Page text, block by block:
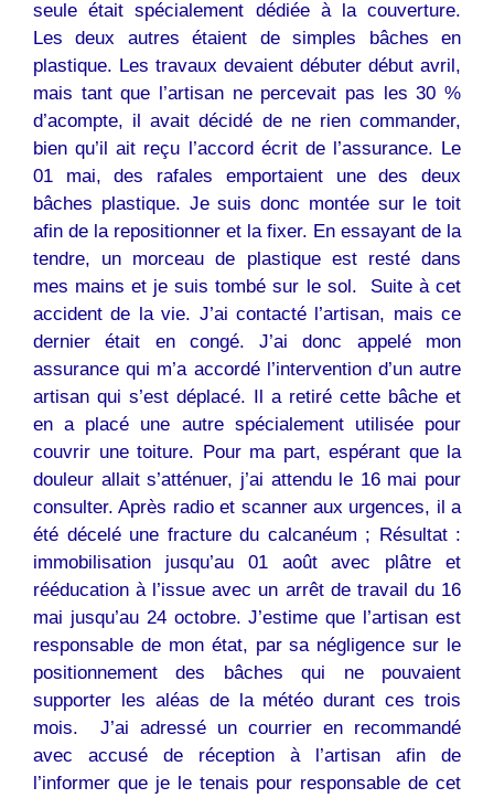
seule était spécialement dédiée à la couverture.
Les deux autres étaient de simples bâches en
plastique. Les travaux devaient débuter début avril,
mais tant que l’artisan ne percevait pas les 30 %
d’acompte, il avait décidé de ne rien commander,
bien qu’il ait reçu l’accord écrit de l’assurance. Le
01 mai, des rafales emportaient une des deux
bâches plastique. Je suis donc montée sur le toit
afin de la repositionner et la fixer. En essayant de la
tendre, un morceau de plastique est resté dans
mes mains et je suis tombé sur le sol. Suite à cet
accident de la vie. J’ai contacté l’artisan, mais ce
dernier était en congé. J’ai donc appelé mon
assurance qui m’a accordé l’intervention d’un autre
artisan qui s’est déplacé. Il a retiré cette bâche et
en a placé une autre spécialement utilisée pour
couvrir une toiture. Pour ma part, espérant que la
douleur allait s’atténuer, j’ai attendu le 16 mai pour
consulter. Après radio et scanner aux urgences, il a
été décelé une fracture du calcanéum ; Résultat :
immobilisation jusqu’au 01 août avec plâtre et
rééducation à l’issue avec un arrêt de travail du 16
mai jusqu’au 24 octobre. J’estime que l’artisan est
responsable de mon état, par sa négligence sur le
positionnement des bâches qui ne pouvaient
supporter les aléas de la météo durant ces trois
mois. J’ai adressé un courrier en recommandé
avec accusé de réception à l’artisan afin de
l’informer que je le tenais pour responsable de cet